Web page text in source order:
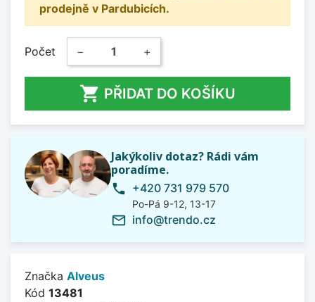
prodejně v Pardubicích.
Počet − +
 PŘIDAT DO KOŠÍKU
Jakýkoliv dotaz? Rádi vám
poradíme.
phone +420 731 979 570
Po-Pá 9-12, 13-17
mail_outline info@trendo.cz
Značka Alveus
Kód 13481